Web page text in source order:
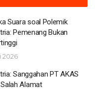
Suara soal Polemik
Pemenang Bukan
2026
Sanggahan PT AKAS
Alamat